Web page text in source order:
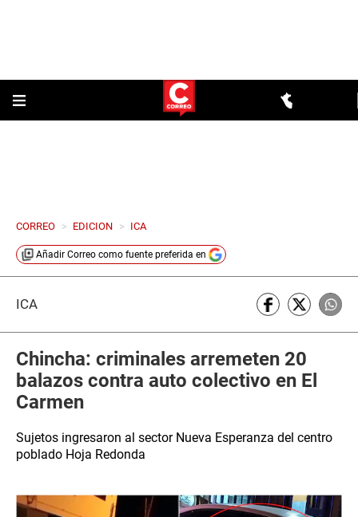
CORREO > EDICION > ICA
Añadir Correo como fuente preferida en
ICA
Chincha: criminales arremeten 20
balazos contra auto colectivo en El
Carmen
Sujetos ingresaron al sector Nueva Esperanza del centro
poblado Hoja Redonda